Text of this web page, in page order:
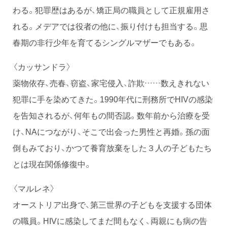
わる。犯罪歴はあるが、矯正局の職員として正規雇用さ
れる。メデアでは役者の他に、振り付けも担当する。思
春期の非行少年を育てるシングルマザーでもある。
〈カッサンドラ〉
薬物依存、売春、窃盗、家宅侵入、詐欺……数えきれない
犯罪に手を染めてきた。1990年代に刑務所でHIVの感染
を告知されるが、何年もの間否認。数年前から治療を受
け、NAにつながり、そこで出会った男性と再婚。孫の面
倒もみており、かつて養育放棄をした３人の子どもたち
とは現在関係修復中。
〈マルレネ〉
オーストリア出身で、第三世界の子どもを支援する団体
の職員。HIVに感染してまだ間もなく、両親にも病の告